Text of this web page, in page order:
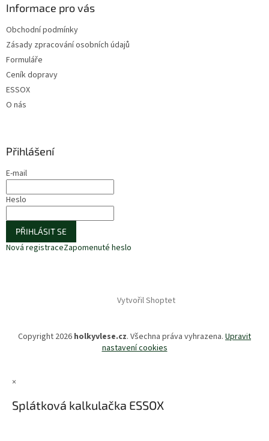
Informace pro vás
Obchodní podmínky
Zásady zpracování osobních údajů
Formuláře
Ceník dopravy
ESSOX
O nás
Přihlášení
E-mail
Heslo
PŘIHLÁSIT SE
Nová registraceZapomenuté heslo
Vytvořil Shoptet
Copyright 2026 holkyvlese.cz. Všechna práva vyhrazena. Upravit
nastavení cookies
×
Splátková kalkulačka ESSOX